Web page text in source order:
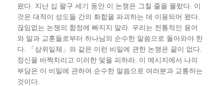
왔다. 지난 십 팔구 세기 동안 이 논쟁은 그칠 줄을 몰랐다. 이
것은 대적이 성도들 간의 화합을 파괴하는 데 이용되어 왔다.
끊임없는 논쟁의 함정에 빠지지 말라. 우리는 전통적인 용어
와 말과 교훈들로부터 하나님의 순수한 말씀으로 돌아와야 한
다. 「삼위일체」와 같은 이런 비밀에 관한 논쟁은 끝이 없다.
정신을 바짝차리고 이러한 덫을 피하라. 이 메시지에서 나의
부담은 이 비밀에 관하여 순수한 말씀으로 여러분과 교통하는
것이다.